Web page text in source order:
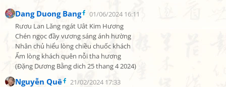
Dang Duong Bang
01/06/2024 16:11
Rươu Lan Lăng ngát Uât Kim Hương
Chén ngọc đầy vương sáng ánh hường
Nhân chủ hiểu lòng chiều chuốc khách
Ấm lòng khách quên nỗi tha hương
(Đặng Dương Bằng dich 25 thang 4 2024)
Nguyễn Quê
21/02/2024 17:33